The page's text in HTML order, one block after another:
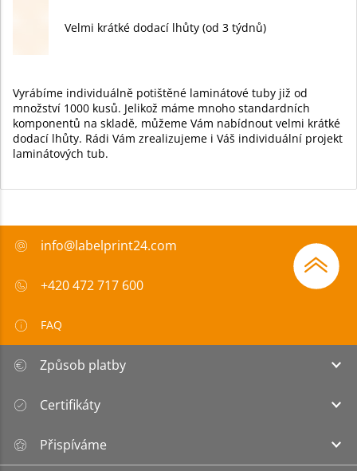
Velmi krátké dodací lhůty (od 3 týdnů)
Vyrábíme individuálně potištěné laminátové tuby již od
množství 1000 kusů. Jelikož máme mnoho standardních
komponentů na skladě, můžeme Vám nabídnout velmi krátké
dodací lhůty. Rádi Vám zrealizujeme i Váš individuální projekt
laminátových tub.
info@labelprint24.com
+420 472 717 600
FAQ
Způsob platby
Certifikáty
Přispíváme